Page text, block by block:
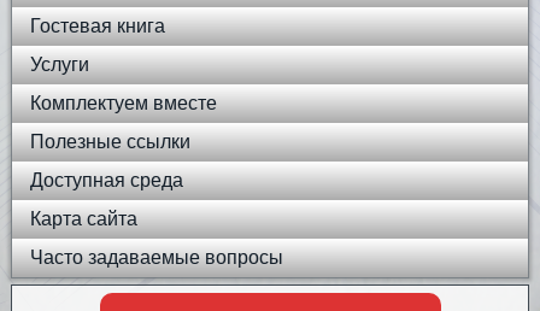
Гостевая книга
Услуги
Комплектуем вместе
Полезные ссылки
Доступная среда
Карта сайта
Часто задаваемые вопросы